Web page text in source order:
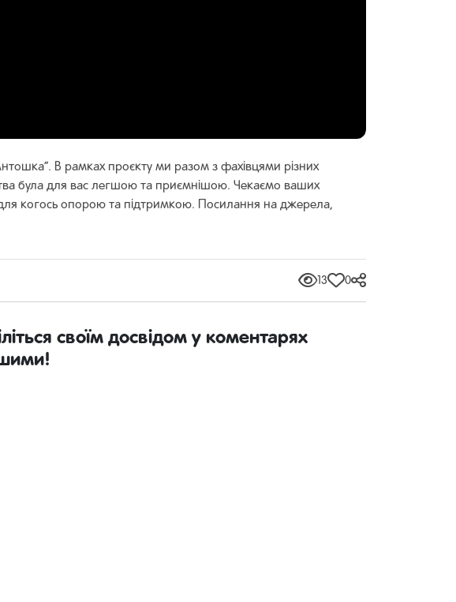
В рамках проєкту ми разом з фахівцями різних
була для вас легшою та приємнішою. Чекаємо ваших
когось опорою та підтримкою. Посилання на джерела,
13 0
своїм досвідом у коментарях